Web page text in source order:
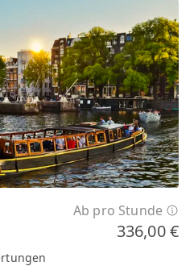
Ab pro Stunde
336,00 €